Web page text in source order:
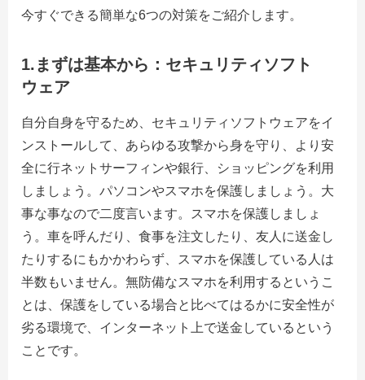
今すぐできる簡単な6つの対策をご紹介します。
1. まずは基本から：セキュリティソフト
ウェア
自分自身を守るため、セキュリティソフトウェアをイ
ンストールして、あらゆる攻撃から身を守り、より安
全に行ネットサーフィンや銀行、ショッピングを利用
しましょう。パソコンやスマホを保護しましょう。大
事な事なので二度言います。スマホを保護しましょ
う。車を呼んだり、食事を注文したり、友人に送金し
たりするにもかかわらず、スマホを保護している人は
半数もいません。無防備なスマホを利用するというこ
とは、保護をしている場合と比べてはるかに安全性が
劣る環境で、インターネット上で送金しているという
ことです。